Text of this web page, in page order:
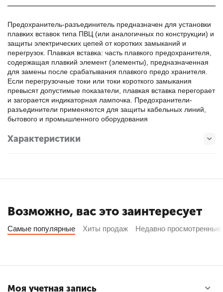
Предохранитель-разъединитель предназначен для установки
плавких вставок типа ПВЦ (или аналогичных по конструкции) и
защиты электрических цепей от коротких замыканий и
перегрузок. Плавкая вставка: часть плавкого предохранителя,
содержащая плавкий элемент (элементы), предназначенная
для замены после срабатывания плавкого предо хранителя.
Если перегрузочные токи или токи короткого замыкания
превысят допустимые показатели, плавкая вставка перегорает
и загорается индикаторная лампочка. Предохранители-
разъединители применяются для защиты кабельных линий,
бытового и промышленного оборудования
Характеристики
Возможно, вас это заинтересует
Самые популярные Хиты продаж Недавно просмотренные
Моя учетная запись